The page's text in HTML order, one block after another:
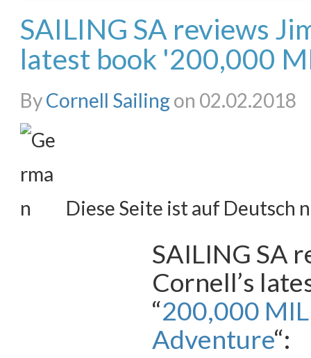
SAILING SA reviews
latest book '200,000
ByCornell Sailingon 02.02.2018
Diese Seite ist auf Deutsch
SAILING SA
Cornell’s
“200,000
Adventure“: